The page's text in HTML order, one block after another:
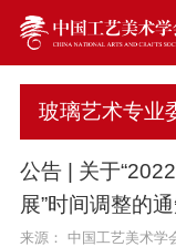
玻璃艺术专业
公告 | 关于
展”时间调整的
来源： 中国工艺美术